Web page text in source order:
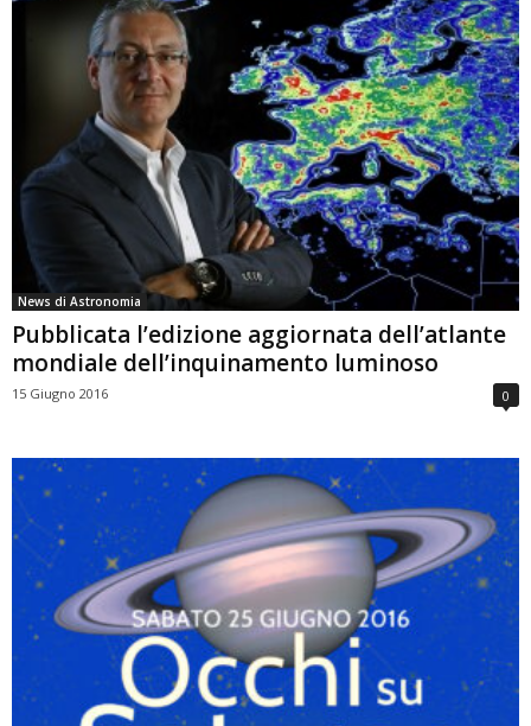
News di Astronomia
Pubblicata l’edizione aggiornata dell’atlante
mondiale dell’inquinamento luminoso
15 Giugno 2016 0